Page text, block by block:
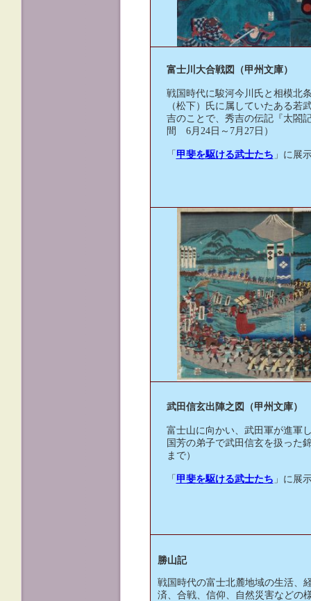
富士川大合戦図（甲州文庫）
戦国時代に駿河今川氏と相模北
（松下）氏に属していたある若
吉のことで、秀吉の伝記『太閤
間 6月24日～7月27日）
「 甲斐を駆ける武士たち 」に展
武田信玄出陣之図（甲州文庫）
富士山に向かい、武田軍が進軍
国芳の弟子で武田信玄を扱った
まで）
「 甲斐を駆ける武士たち 」に展
勝山記
戦国時代の富士北麓地域の生活、
済、合戦、信仰、自然災害などの